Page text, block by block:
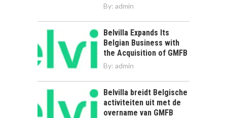
By: admin
Belvilla Expands Its
Belgian Business with
the Acquisition of GMFB
By: admin
Belvilla breidt Belgische
activiteiten uit met de
overname van GMFB